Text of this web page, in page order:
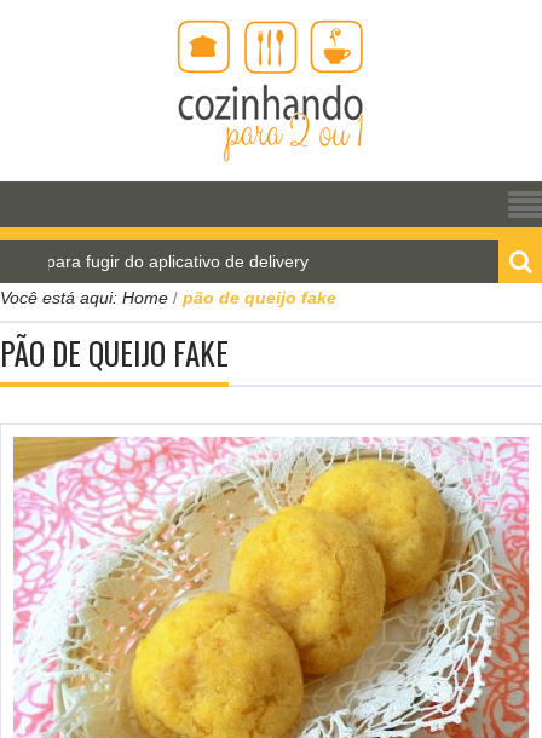
para fugir do aplicativo de delivery
Pão de água
Você está aqui: Home / pão de queijo fake
PÃO DE QUEIJO FAKE